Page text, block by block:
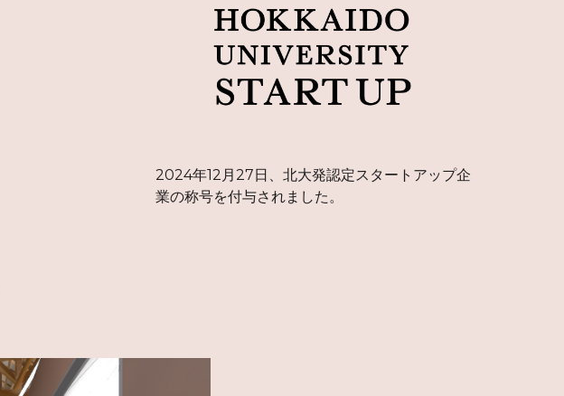
2024年12月27日、北大発認定スタートアップ企
業の称号を付与されました。